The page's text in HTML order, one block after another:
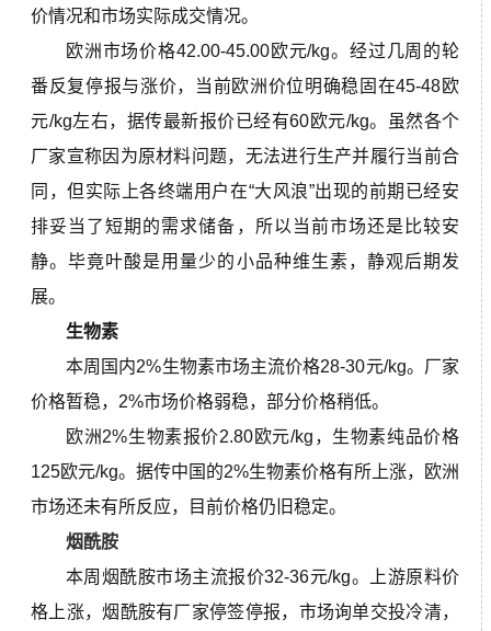
价情况和市场实际成交情况。
欧洲市场价格42.00-45.00欧元/kg。经过几周的轮
番反复停报与涨价，当前欧洲价位明确稳固在45-48欧
元/kg左右，据传最新报价已经有60欧元/kg。虽然各个
厂家宣称因为原材料问题，无法进行生产并履行当前合
同，但实际上各终端用户在“大风浪”出现的前期已经安
排妥当了短期的需求储备，所以当前市场还是比较安
静。毕竟叶酸是用量少的小品种维生素，静观后期发
展。
生物素
本周国内2%生物素市场主流价格28-30元/kg。厂家
价格暂稳， 2%市场价格弱稳，部分价格稍低。
欧洲2%生物素报价2.80欧元/kg，生物素纯品价格
125欧元/kg。据传中国的2%生物素价格有所上涨，欧洲
市场还未有所反应，目前价格仍旧稳定。
烟酰胺
本周烟酰胺市场主流报价32-36元/kg。
上游原料价
格上涨，烟酰胺有厂家停签停报，市场询单交投冷清，